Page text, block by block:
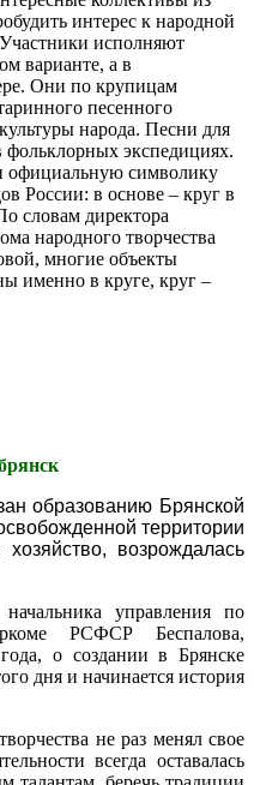
интерес к народной
исполняют
варианте, а в
Они по крупицам
песенного
народа. Песни для
фольклорных экспедициях.
официальную символику
России: в основе – круг в
словам директора
народного творчества
многие объекты
именно в круге, круг –
образованию Брянской
территории
возрождалась
управления по
РСФСР Беспалова,
о создании в Брянске
дня и начинается история
не раз менял свое
всегда оставалась